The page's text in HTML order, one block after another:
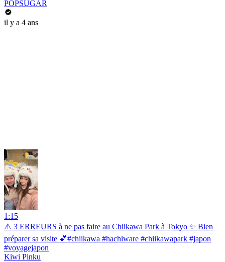
POPSUGAR
il y a 4 ans
1:15
⚠️ 3 ERREURS à ne pas faire au Chiikawa Park à Tokyo ✨ Bien
préparer sa visite 💕#chiikawa #hachiware #chiikawapark #japon
#voyagejapon
Kiwi Pinku